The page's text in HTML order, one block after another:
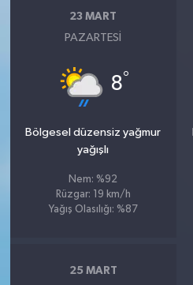
23 MART
PAZARTESI
8°
Bölgesel düzensiz yağmur
yağışlı
Nem: %92
Rüzgar: 19 km/h
Yağış Olasılığı: %87
25 MART